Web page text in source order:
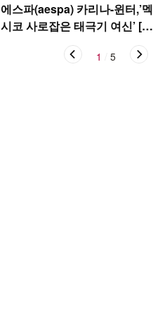
에스파(aespa) 카리나-윈터,’멕
시코 사로잡은 태극기 여신’ [O!
1 5